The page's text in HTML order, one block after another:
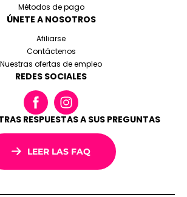
Métodos de pago
ÚNETE A NOSOTROS
Afiliarse
Contáctenos
Nuestras ofertas de empleo
REDES SOCIALES
RESPUESTAS A SUS PREGUNTAS
LEER LAS FAQ